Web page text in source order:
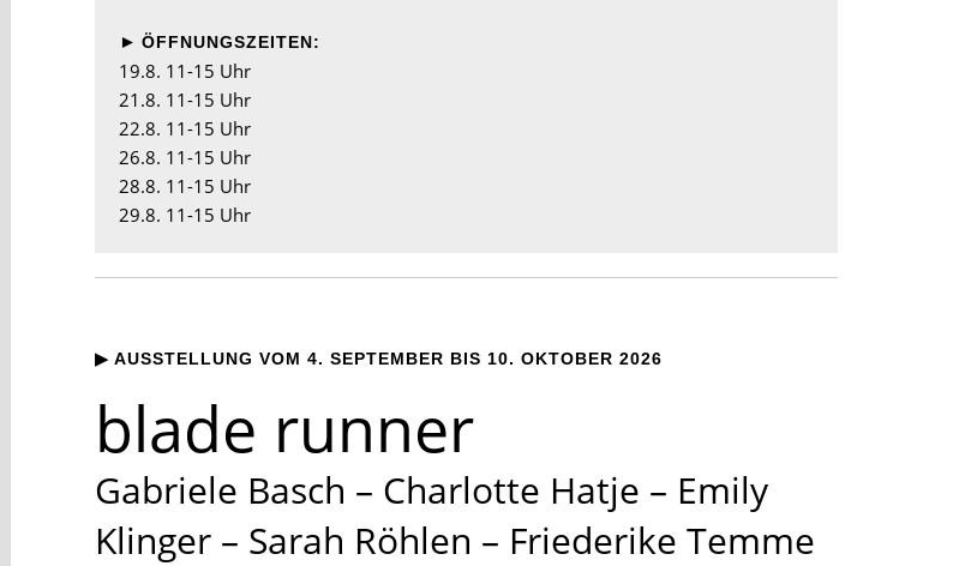
► ÖFFNUNGSZEITEN:
19.8. 11-15 Uhr
21.8. 11-15 Uhr
22.8. 11-15 Uhr
26.8. 11-15 Uhr
28.8. 11-15 Uhr
29.8. 11-15 Uhr
▶ AUSSTELLUNG VOM 4. SEPTEMBER BIS 10. OKTOBER 2026
blade runner
Gabriele Basch – Charlotte Hatje – Emily
Klinger – Sarah Röhlen – Friederike Temme